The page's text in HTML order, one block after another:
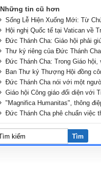
Những tin cũ hơn
Sống Lễ Hiện Xuống Mới: Từ
Hội nghị Quốc tế tại Vatican về
Đức Thánh Cha: Giáo hội phải
Thư ký riêng của Đức Thánh
Đức Thánh Cha: Trong Giáo
Ban Thư ký Thượng Hội đồng
Đức Thánh Cha nói với một
Giáo hội Công giáo đối diện với
"Magnifica Humanitas", thông
Đức Thánh Cha phê chuẩn việc
Tìm